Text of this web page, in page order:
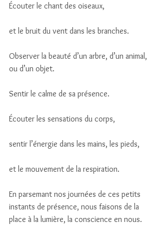
Écouter le chant des oiseaux,
et le bruit du vent dans les branches.
Observer la beauté d’un arbre, d’un animal,
ou d’un objet.
Sentir le calme de sa présence.
Écouter les sensations du corps,
sentir l’énergie dans les mains, les pieds,
et le mouvement de la respiration.
En parsemant nos journées de ces petits
instants de présence, nous faisons de la
place à la lumière, la conscience en nous.